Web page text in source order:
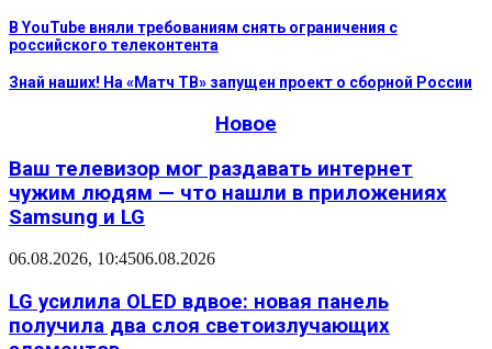
В YouTube вняли требованиям снять ограничения с
российского телеконтента
Знай наших! На «Матч ТВ» запущен проект о сборной России
Новое
Ваш телевизор мог раздавать интернет
чужим людям — что нашли в приложениях
Samsung и LG
06.08.2026, 10:4506.08.2026
LG усилила OLED вдвое: новая панель
получила два слоя светоизлучающих